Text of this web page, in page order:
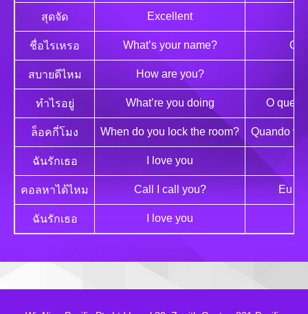
สุดจัด Excellent
ชื่อไรเหรอ What’s your name?
สบายดีไหม How are you?
ทำไรอยู่ What’re you doing O que
ล็อคกี่โมง When do you lock the room? Quando
ฉันรักเธอ I love you
คอลหาได้ไหม Call I call you? Eu
ฉันรักเธอ I love you